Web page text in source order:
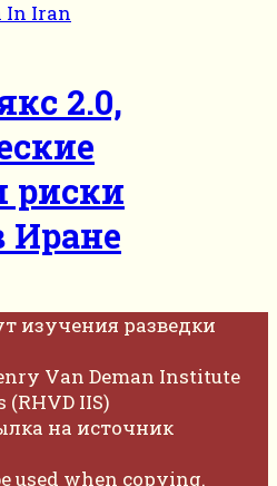
2.0,
риски
Иране
изучения разведки
Van Deman Institute
IIS)
на источник
used when copying.